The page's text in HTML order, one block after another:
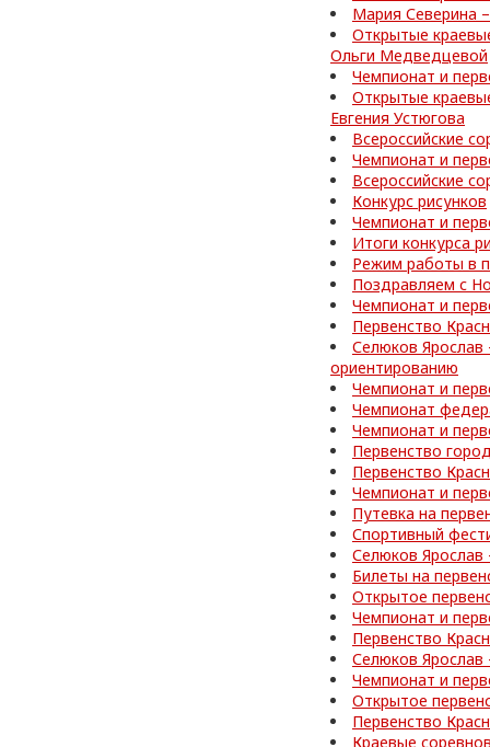
Мария Северина
Открытые
Ольги Медведцевой
Чемпионат и
Открытые
Евгения Устюгова
Всероссийские
Чемпионат и
Всероссийские
Конкурс рисунков
Чемпионат и
Итоги конкурса
Режим работы в
Поздравляем с
Чемпионат и
Первенство
Селюков Ярослав
ориентированию
Чемпионат и
Чемпионат
Чемпионат и
Первенство
Первенство
Чемпионат и
Путевка на
Спортивный
Селюков Ярослав
Билеты на
Открытое
Чемпионат и
Первенство
Селюков Ярослав
Чемпионат и
Открытое
Первенство
Краевые